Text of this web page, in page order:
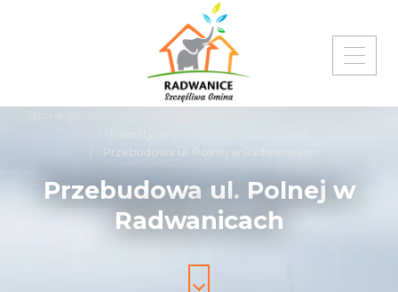
Przebudowa ul. Polnej w Radwanicach
Przebudowa ul. Polnej w
Radwanicach